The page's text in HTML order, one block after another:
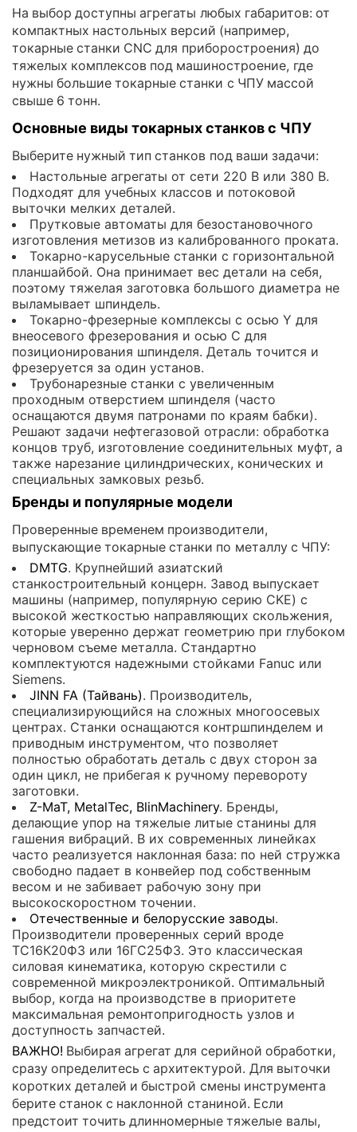
На выбор доступны агрегаты любых габаритов: от
компактных настольных версий (например,
токарные станки CNC для приборостроения) до
тяжелых комплексов под машиностроение, где
нужны большие токарные станки с ЧПУ массой
свыше 6 тонн.
Основные виды токарных станков с ЧПУ
Выберите нужный тип станков под ваши задачи:
Настольные агрегаты от сети 220 В или 380 В.
Подходят для учебных классов и потоковой
выточки мелких деталей.
Прутковые автоматы для безостановочного
изготовления метизов из калиброванного проката.
Токарно-карусельные станки с горизонтальной
планшайбой. Она принимает вес детали на себя,
поэтому тяжелая заготовка большого диаметра не
выламывает шпиндель.
Токарно-фрезерные комплексы с осью Y для
внеосевого фрезерования и осью C для
позиционирования шпинделя. Деталь точится и
фрезеруется за один установ.
Трубонарезные станки с увеличенным
проходным отверстием шпинделя (часто
оснащаются двумя патронами по краям бабки).
Решают задачи нефтегазовой отрасли: обработка
концов труб, изготовление соединительных муфт, а
также нарезание цилиндрических, конических и
специальных замковых резьб.
Бренды и популярные модели
Проверенные временем производители,
выпускающие токарные станки по металлу с ЧПУ:
DMTG. Крупнейший азиатский
станкостроительный концерн. Завод выпускает
машины (например, популярную серию CKE) с
высокой жесткостью направляющих скольжения,
которые уверенно держат геометрию при глубоком
черновом съеме металла. Стандартно
комплектуются надежными стойками Fanuc или
Siemens.
JINN FA (Тайвань). Производитель,
специализирующийся на сложных многоосевых
центрах. Станки оснащаются контршпинделем и
приводным инструментом, что позволяет
полностью обработать деталь с двух сторон за
один цикл, не прибегая к ручному перевороту
заготовки.
Z-MaT, MetalTec, BlinMachinery. Бренды,
делающие упор на тяжелые литые станины для
гашения вибраций. В их современных линейках
часто реализуется наклонная база: по ней стружка
свободно падает в конвейер под собственным
весом и не забивает рабочую зону при
высокоскоростном точении.
Отечественные и белорусские заводы.
Производители проверенных серий вроде
ТС16К20Ф3 или 16ГС25Ф3. Это классическая
силовая кинематика, которую скрестили с
современной микроэлектроникой. Оптимальный
выбор, когда на производстве в приоритете
максимальная ремонтопригодность узлов и
доступность запчастей.
ВАЖНО! Выбирая агрегат для серийной обработки,
сразу определитесь с архитектурой. Для выточки
коротких деталей и быстрой смены инструмента
берите станок с наклонной станиной. Если
предстоит точить длинномерные тяжелые валы,